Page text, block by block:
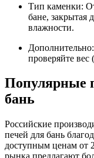
Тип каменки:
бане, закрытая
влажности.
проверяйте вес
Популярные
бань
Российские
печей для бань
доступным ценам от